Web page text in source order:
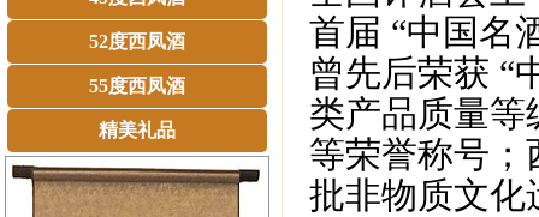
52度西凤酒
55度西凤酒
精美礼品
首届 “中国名
曾先后荣获 “
类产品质量等
等荣誉称号；
批非物质文化